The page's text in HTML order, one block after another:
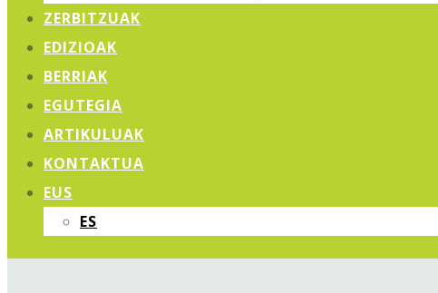
ZERBITZUAK
EDIZIOAK
BERRIAK
EGUTEGIA
ARTIKULUAK
KONTAKTUA
EUS
ES